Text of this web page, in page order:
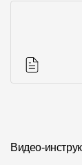
Видео-